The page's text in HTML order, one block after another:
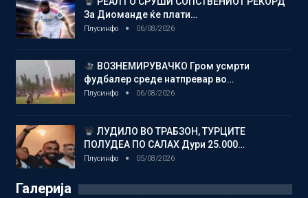
За Диоманде ќе плати…
Плусинфо 06/08/2026
ВОЗНЕМИРУВАЧКО Гром усмрти
фудбалер среде натпревар во…
Плусинфо 06/08/2026
ЛУДИЛО ВО ТРАБЗОН, ТУРЦИТЕ
ПОЛУДЕА ПО САЛАХ Дури 25.000…
Плусинфо 05/08/2026
Галерија